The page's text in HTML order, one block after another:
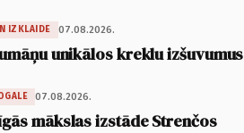
IZKLAIDE 07.08.2026.
unikālos kreklu izšuvumus
07.08.2026.
mākslas izstāde Strenčos